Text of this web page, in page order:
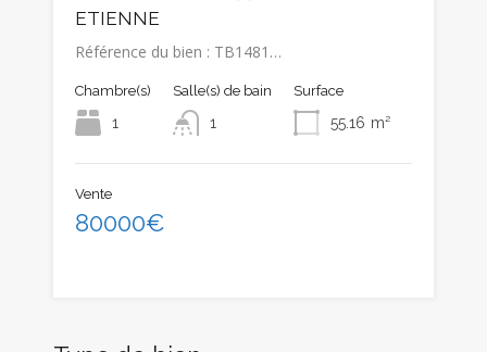
ETIENNE
Référence du bien : TB1481…
Chambre(s)
1
Salle(s) de bain
1
Surface
55.16 m²
Vente
80000€